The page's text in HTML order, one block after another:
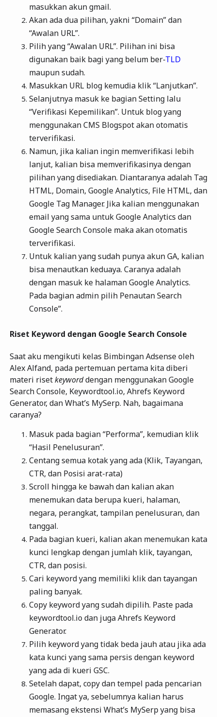
masukkan akun gmail.
Akan ada dua pilihan, yakni “Domain” dan
“Awalan URL”.
Pilih yang “Awalan URL”. Pilihan ini bisa
digunakan baik bagi yang belum ber-TLD
maupun sudah.
Masukkan URL blog kemudia klik “Lanjutkan”.
Selanjutnya masuk ke bagian Setting lalu
“Verifikasi Kepemilikan”. Untuk blog yang
menggunakan CMS Blogspot akan otomatis
terverifikasi.
Namun, jika kalian ingin memverifikasi lebih
lanjut, kalian bisa memverifikasinya dengan
pilihan yang disediakan. Diantaranya adalah Tag
HTML, Domain, Google Analytics, File HTML, dan
Google Tag Manager. Jika kalian menggunakan
email yang sama untuk Google Analytics dan
Google Search Console maka akan otomatis
terverifikasi.
Untuk kalian yang sudah punya akun GA, kalian
bisa menautkan keduaya. Caranya adalah
dengan masuk ke halaman Google Analytics.
Pada bagian admin pilih Penautan Search
Console”.
Riset Keyword dengan Google Search Console
Saat aku mengikuti kelas Bimbingan Adsense oleh
Alex Alfand, pada pertemuan pertama kita diberi
materi risetkeyworddengan menggunakan Google
Search Console, Keywordtool.io, Ahrefs Keyword
Generator, dan What’s MySerp. Nah, bagaimana
caranya?
Masuk pada bagian “Performa”, kemudian klik
“Hasil Penelusuran”.
Centang semua kotak yang ada (Klik, Tayangan,
CTR, dan Posisi arat-rata)
Scroll hingga ke bawah dan kalian akan
menemukan data berupa kueri, halaman,
negara, perangkat, tampilan penelusuran, dan
tanggal.
Pada bagian kueri, kalian akan menemukan kata
kunci lengkap dengan jumlah klik, tayangan,
CTR, dan posisi.
Cari keyword yang memiliki klik dan tayangan
paling banyak.
Copy keyword yang sudah dipilih. Paste pada
keywordtool.io dan juga Ahrefs Keyword
Generator.
Pilih keyword yang tidak beda jauh atau jika ada
kata kunci yang sama persis dengan keyword
yang ada di kueri GSC.
Setelah dapat, copy dan tempel pada pencarian
Google. Ingat ya, sebelumnya kalian harus
memasang ekstensi What’s MySerp yang bisa